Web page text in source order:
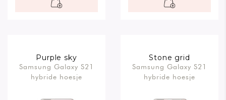
Purple sky
Samsung Galaxy S21
hybride hoesje
Stone grid
Samsung Galaxy S21
hybride hoesje